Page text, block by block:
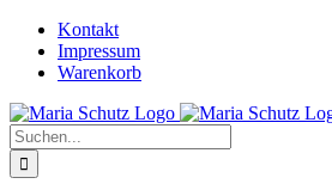
Zum
Inhalt
springen
YouTube
InstagramKontakt
Impressum
Warenkorb
Suche
nach: